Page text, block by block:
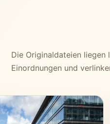
Die Originaldateien
Einordnungen und